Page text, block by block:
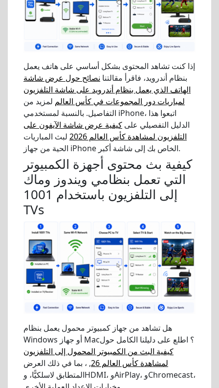
إذا كنت تشاهد المحتوى بشكل أساسي على هاتف يعمل
بنظام أندرويد، فاقرأ مقالتنا نصائح حول عرض شاشة
الهاتف الذي يعمل بنظام أندرويد على شاشة التلفزيون
لمباريات دور المجموعات في كأس العالم لمزيد من
التفاصيل. بالنسبة لمستخدمي iPhone، اتبعوا هذا
الدليل التفصيلي على كيفية عرض شاشة الآيفون على
التلفزيون لمشاهدة كأس العالم 2026
لبث المباريات
الحية من جهاز iPhone الخاص بك إلى شاشة أكبر.
كيفية بث محتوى أجهزة الكمبيوتر
التي تعمل بنظامي ويندوز وماك
إلى التلفزيون باستخدام 1001
TVs
هل تشاهد من جهاز كمبيوتر محمول يعمل بنظام
Windows أو جهاز Mac؟ اطلع على دليلنا الكامل حول
كيفية البث من الكمبيوتر المحمول إلى التلفزيون
لمشاهدة كأس العالم 26
, ، بما في ذلك العرض
المتطابق لاسلكيًّا، وHDMI، وAirPlay، وChromecast،